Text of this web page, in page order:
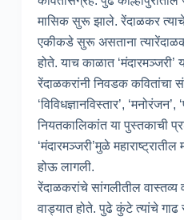
मासिक सुरू झाले. रेंदाळकर
एकीकडे सुरू असताना
होते. याच काळात ‘मंदारमञ्जरी’
रेंदाळकरांनी निवडक कवितांचा
‘विविधज्ञानविस्तार’, ‘मनोरंजन’,
नियतकालिकांत या पुस्तकाची
‘मंदारमञ्जरी’मुळे
होऊ लागली.
रेंदाळकरांचे सांगलीतील वास्तव्य
वाड्यात होते. पुढे कुंटे त्यांचे गाढ